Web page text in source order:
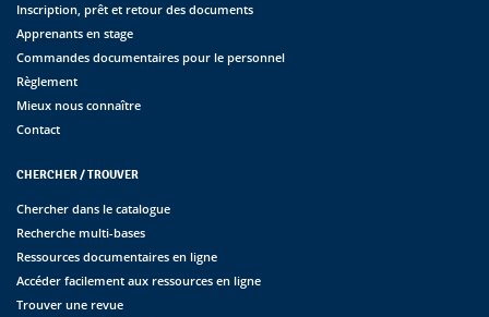
Inscription, prêt et retour des documents
Apprenants en stage
Commandes documentaires pour le personnel
Règlement
Mieux nous connaître
Contact
CHERCHER / TROUVER
Chercher dans le catalogue
Recherche multi-bases
Ressources documentaires en ligne
Accéder facilement aux ressources en ligne
Trouver une revue